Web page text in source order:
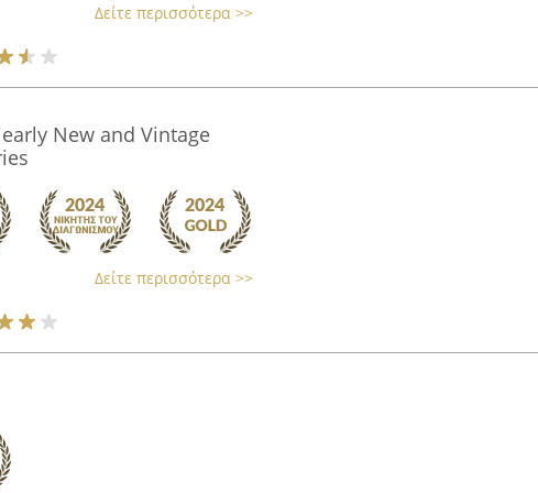
Δείτε περισσότερα >>
New and Vintage
Δείτε περισσότερα >>